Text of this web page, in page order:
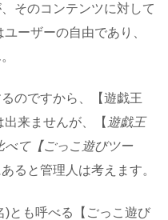
そのコンテンツに対して
ーザーの自由であり、
のですから、【遊戯王
来ませんが、【 遊戯王
べて【ごっこ遊びツー
ると管理人は考えます。
)とも呼べる【ごっこ遊び